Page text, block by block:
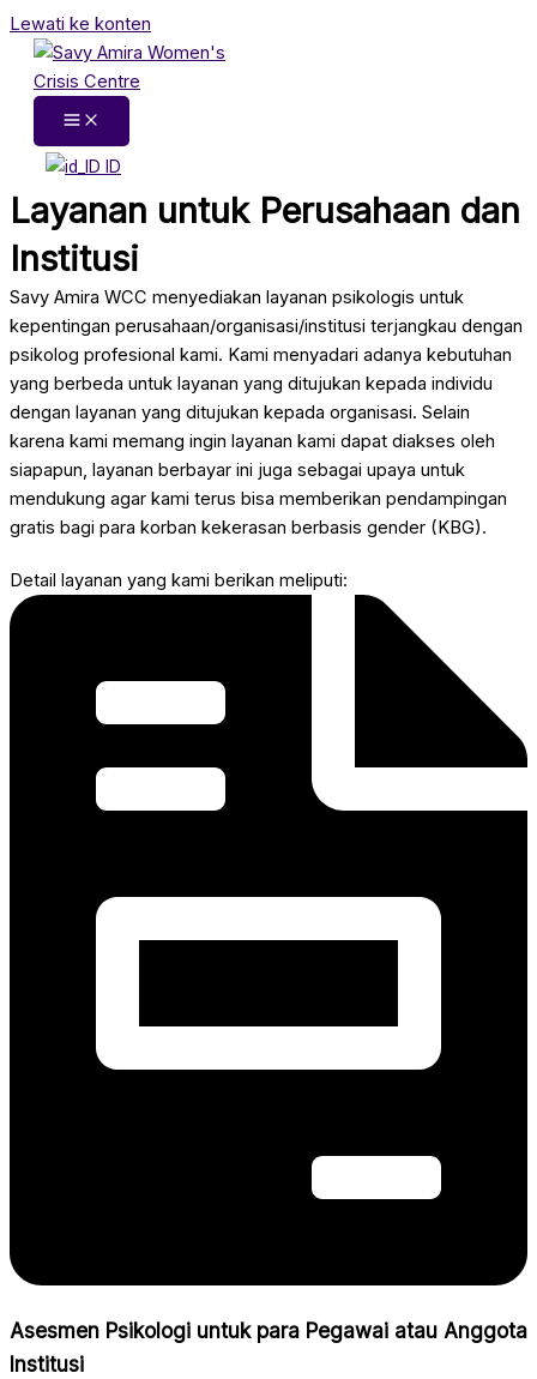
Lewati ke konten
ID
Layanan untuk Perusahaan dan
Institusi
Savy Amira WCC menyediakan layanan psikologis untuk
kepentingan perusahaan/organisasi/institusi terjangkau dengan
psikolog profesional kami. Kami menyadari adanya kebutuhan
yang berbeda untuk layanan yang ditujukan kepada individu
dengan layanan yang ditujukan kepada organisasi. Selain
karena kami memang ingin layanan kami dapat diakses oleh
siapapun, layanan berbayar ini juga sebagai upaya untuk
mendukung agar kami terus bisa memberikan pendampingan
gratis bagi para korban kekerasan berbasis gender (KBG).
Detail layanan yang kami berikan meliputi:
Asesmen Psikologi untuk para Pegawai atau Anggota
Institusi